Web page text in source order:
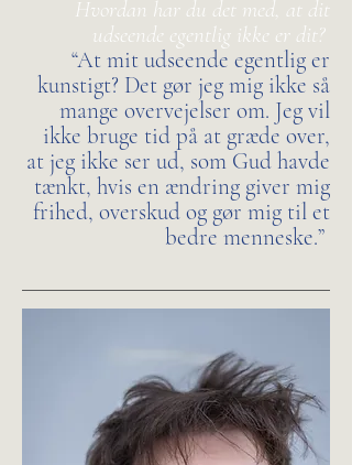
Hvordan har du det med, at dit
udseende egentlig ikke er dit?
“At mit udseende egentlig er
kunstigt? Det gør jeg mig ikke så
mange overvejelser om. Jeg vil
ikke bruge tid på at græde over,
at jeg ikke ser ud, som Gud havde
tænkt, hvis en ændring giver mig
frihed, overskud og gør mig til et
bedre menneske.”